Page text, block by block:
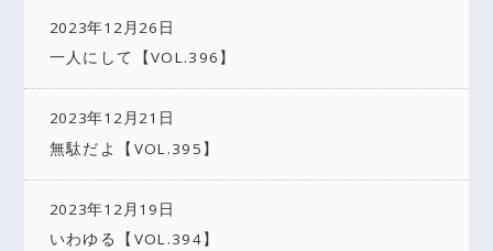
2023年12月26日
一人にして【VOL.396】
2023年12月21日
無駄だよ【VOL.395】
2023年12月19日
いわゆる【VOL.394】